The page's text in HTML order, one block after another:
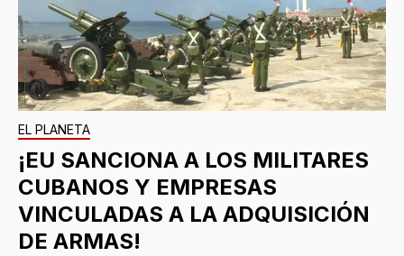
EL PLANETA
¡EU SANCIONA A LOS MILITARES
CUBANOS Y EMPRESAS
VINCULADAS A LA ADQUISICIÓN
DE ARMAS!